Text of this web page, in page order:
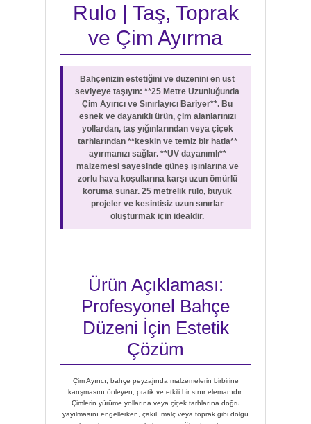
Rulo | Taş, Toprak
ve Çim Ayırma
Bahçenizin estetiğini ve düzenini en üst
seviyeye taşıyın: **25 Metre Uzunluğunda
Çim Ayırıcı ve Sınırlayıcı Bariyer**. Bu
esnek ve dayanıklı ürün, çim alanlarınızı
yollardan, taş yığınlarından veya çiçek
tarhlarından **keskin ve temiz bir hatla**
ayırmanızı sağlar. **UV dayanımlı**
malzemesi sayesinde güneş ışınlarına ve
zorlu hava koşullarına karşı uzun ömürlü
koruma sunar. 25 metrelik rulo, büyük
projeler ve kesintisiz uzun sınırlar
oluşturmak için idealdir.
Ürün Açıklaması:
Profesyonel Bahçe
Düzeni İçin Estetik
Çözüm
Çim Ayırıcı, bahçe peyzajında malzemelerin birbirine
karışmasını önleyen, pratik ve etkili bir sınır elemanıdır.
Çimlerin yürüme yollarına veya çiçek tarhlarına doğru
yayılmasını engellerken, çakıl, malç veya toprak gibi dolgu